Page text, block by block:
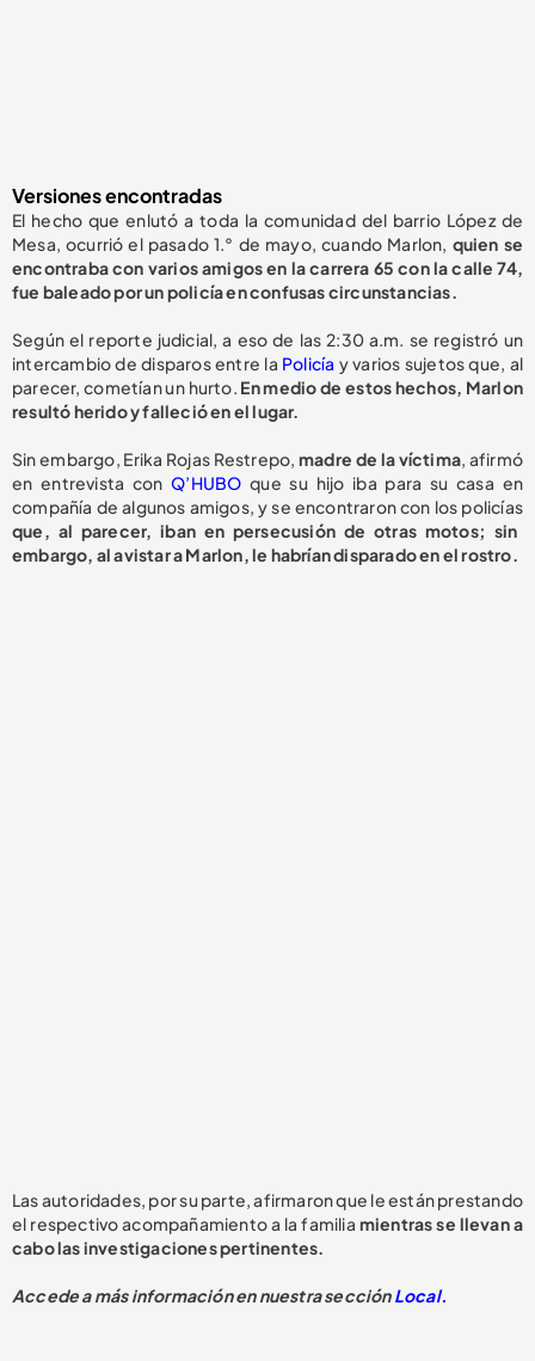
Versiones encontradas
El hecho que enlutó a toda la comunidad del barrio López de
Mesa, ocurrió el pasado 1.° de mayo, cuando Marlon, quien se
encontraba con varios amigos en la carrera 65 con la calle 74,
fue baleado por un policía en confusas circunstancias.
Según el reporte judicial, a eso de las 2:30 a.m. se registró un
intercambio de disparos entre la Policía y varios sujetos que, al
parecer, cometían un hurto. En medio de estos hechos, Marlon
resultó herido y falleció en el lugar.
Sin embargo, Erika Rojas Restrepo, madre de la víctima, afirmó
en entrevista conQ’HUBOque su hijo iba para su casa en
compañía de algunos amigos, y se encontraron con los policías
que, al parecer, iban en persecusión de otras motos; sin
embargo, al avistar a Marlon, le habrían disparado en el rostro.
Las autoridades, por su parte, afirmaron que le están prestando
el respectivo acompañamiento a la familia mientras se llevan a
cabo las investigaciones pertinentes.
Accede a más información en nuestra secciónLocal.